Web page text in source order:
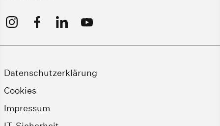
Datenschutzerklärung
Cookies
Impressum